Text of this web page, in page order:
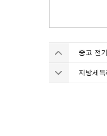
중고 전
지방세